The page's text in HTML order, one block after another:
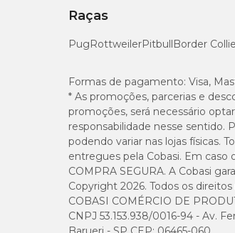
Raças
PugRottweilerPitbullBorder Collie
Formas de pagamento: Visa,
* As promoções, parcerias e
promoções, será necessário
responsabilidade nesse sentido.
podendo variar nas lojas físicas.
entregues pela Cobasi. Em caso
COMPRA SEGURA. A Cobasi
Copyright 2026. Todos os direitos
COBASI COMÉRCIO DE
CNPJ 53.153.938/0016-94 - Av.